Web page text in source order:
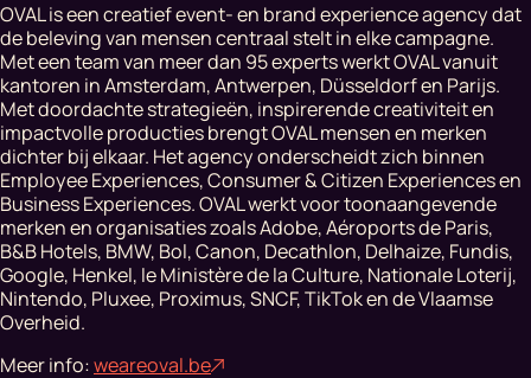
OVAL is een creatief event- en brand experience agency dat
de beleving van mensen centraal stelt in elke campagne.
Met een team van meer dan 95 experts werkt OVAL vanuit
kantoren in Amsterdam, Antwerpen, Düsseldorf en Parijs.
Met doordachte strategieën, inspirerende creativiteit en
impactvolle producties brengt OVAL mensen en merken
dichter bij elkaar. Het agency onderscheidt zich binnen
Employee Experiences, Consumer & Citizen Experiences en
Business Experiences. OVAL werkt voor toonaangevende
merken en organisaties zoals Adobe, Aéroports de Paris,
B&B Hotels, BMW, Bol, Canon, Decathlon, Delhaize, Fundis,
Google, Henkel, le Ministère de la Culture, Nationale Loterij,
Nintendo, Pluxee, Proximus, SNCF, TikTok en de Vlaamse
Overheid.
Meer info:weareoval.be